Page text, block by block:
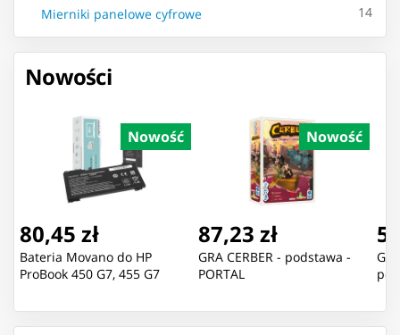
Mierniki panelowe cyfrowe 14
Nowości
Nowość
80,45 zł
Bateria Movano do HP
ProBook 450 G7, 455 G7
Nowość
87,23 zł
GRA CERBER - podstawa -
PORTAL